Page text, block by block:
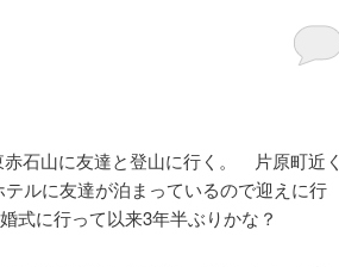
石山に友達と登山に行く。 片原町近く
ルに友達が泊まっているので迎えに行
式に行って以来3年半ぶりかな？